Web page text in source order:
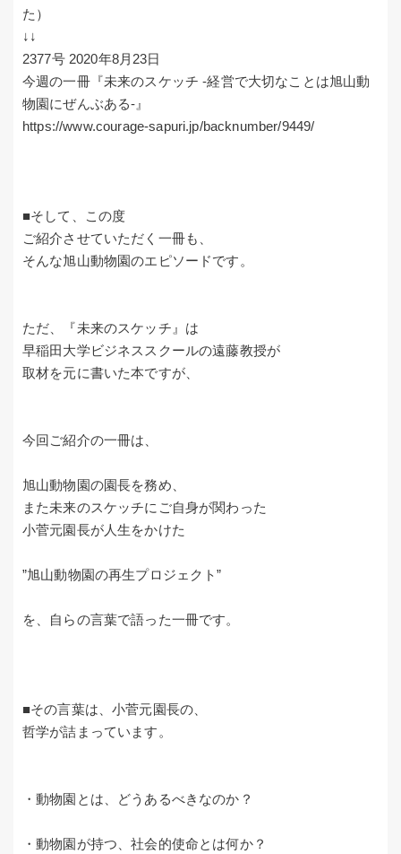
た）
↓↓
2377号 2020年8月23日
今週の一冊『未来のスケッチ -経営で大切なことは旭山動
物園にぜんぶある-』
https://www.courage-sapuri.jp/backnumber/9449/
■そして、この度
ご紹介させていただく一冊も、
そんな旭山動物園のエピソードです。
ただ、『未来のスケッチ』は
早稲田大学ビジネススクールの遠藤教授が
取材を元に書いた本ですが、
今回ご紹介の一冊は、
旭山動物園の園長を務め、
また未来のスケッチにご自身が関わった
小菅元園長が人生をかけた
”旭山動物園の再生プロジェクト”
を、自らの言葉で語った一冊です。
■その言葉は、小菅元園長の、
哲学が詰まっています。
・動物園とは、どうあるべきなのか？
・動物園が持つ、社会的使命とは何か？